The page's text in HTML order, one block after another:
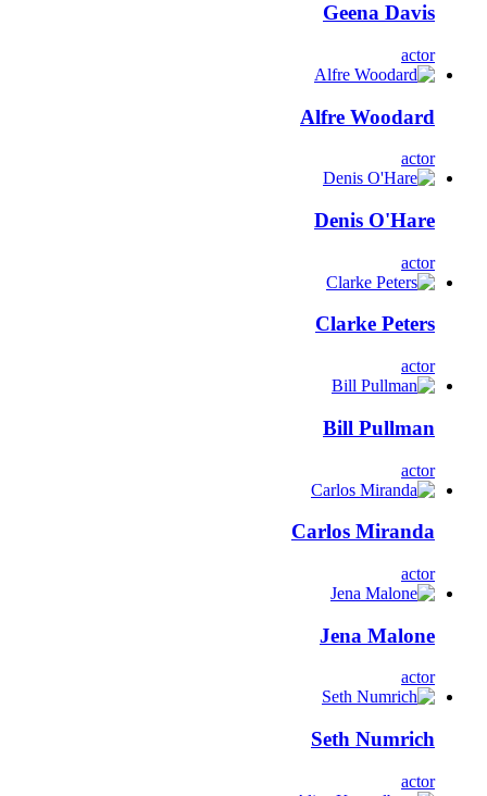
Geena Davis
actor
Alfre Woodard
actor
Denis O'Hare
actor
Clarke Peters
actor
Bill Pullman
actor
Carlos Miranda
actor
Jena Malone
actor
Seth Numrich
actor